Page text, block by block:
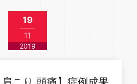
19
11
2019
肩こり 頭痛】症例成果